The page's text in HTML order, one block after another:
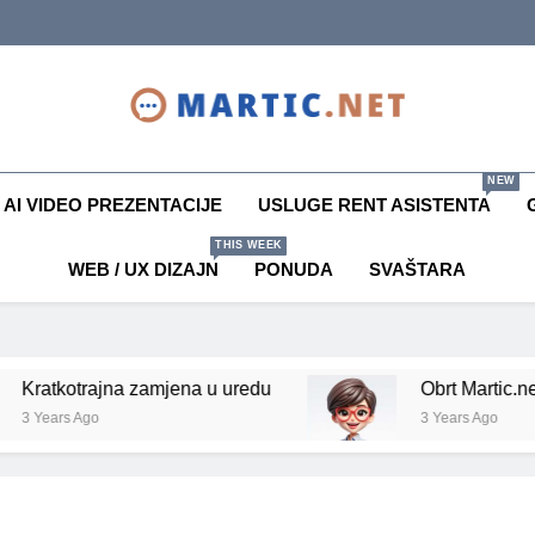
Nataša Martić
AI VIDEO PREZENTACIJE USLUGE RENT ASISTENTA
NEW
WEB / UX DIZAJN
THIS WEEK
PONUDA SVAŠTARA
zamjena u uredu Obrt Martic.net
3 Years Ago